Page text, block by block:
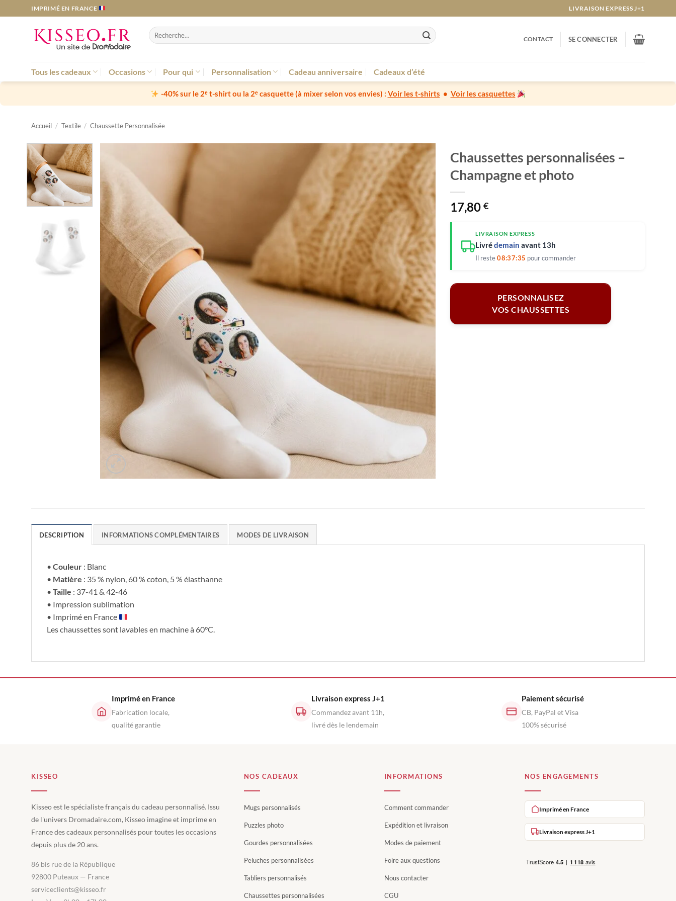
au
IMPRIMÉ EN FRANCE LIVRAISON EXPRESS J+1
Recherche
pour :
CONTACT SE CONNECTER
Tous les cadeaux Occasions Pour qui Personnalisation Cadeau anniversaire Cadeaux d’été
-40% sur le 2ᵉ t-shirt ou la 2ᵉ casquette(à mixer selon vos envies) : Voir les t-shirts • Voir les casquettes
Accueil / Textile / Chaussette Personnalisée
Chaussettes personnalisées –
Champagne et photo
17,80€
LIVRAISON EXPRESS
Livrédemain avant 13h
Il reste08:37:34 pour commander
PERSONNALISEZ
VOS CHAUSSETTES
DESCRIPTION INFORMATIONS COMPLÉMENTAIRES MODES DE LIVRAISON
• Couleur : Blanc
• Matière : 35 % nylon, 60 % coton, 5 % élasthanne
• Taille : 37-41 & 42-46
• Impression sublimation
• Imprimé en France
Les chaussettes sont lavables en machine à 60°C.
Imprimé en France
Fabrication locale,
qualité garantie
Livraison express J+1
Commandez avant 11h,
livré dès le lendemain
Paiement sécurisé
CB, PayPal et Visa
100% sécurisé
KISSEO
Kisseo est le spécialiste français du cadeau personnalisé. Issu
de l'univers Dromadaire.com, Kisseo imagine et imprime en
France des cadeaux personnalisés pour toutes les occasions
depuis plus de 20 ans.
86 bis rue de la République
92800 Puteaux — France
serviceclients@kisseo.fr
NOS CADEAUX
Mugs personnalisés
Puzzles photo
Gourdes personnalisées
Peluches personnalisées
Tabliers personnalisés
Chaussettes personnalisées
INFORMATIONS
Comment commander
Expédition et livraison
Modes de paiement
Foire aux questions
Nous contacter
CGU
NOS ENGAGEMENTS
Imprimé en France
Livraison express J+1